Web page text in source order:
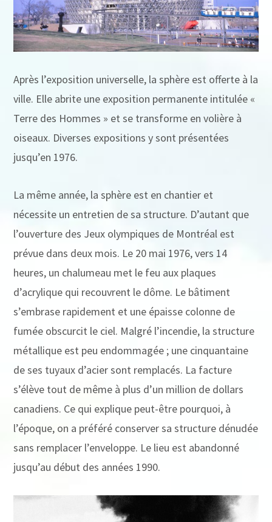
Après l’exposition universelle, la sphère est offerte à la
ville. Elle abrite une exposition permanente intitulée «
Terre des Hommes » et se transforme en volière à
oiseaux. Diverses expositions y sont présentées
jusqu’en 1976.
La même année, la sphère est en chantier et
nécessite un entretien de sa structure. D’autant que
l’ouverture des Jeux olympiques de Montréal est
prévue dans deux mois. Le 20 mai 1976, vers 14
heures, un chalumeau met le feu aux plaques
d’acrylique qui recouvrent le dôme. Le bâtiment
s’embrase rapidement et une épaisse colonne de
fumée obscurcit le ciel. Malgré l’incendie, la structure
métallique est peu endommagée ; une cinquantaine
de ses tuyaux d’acier sont remplacés. La facture
s’élève tout de même à plus d’un million de dollars
canadiens. Ce qui explique peut-être pourquoi, à
l’époque, on a préféré conserver sa structure dénudée
sans remplacer l’enveloppe. Le lieu est abandonné
jusqu’au début des années 1990.